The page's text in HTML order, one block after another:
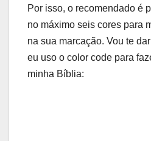
Por isso, o recomendado é
no máximo seis cores para
na sua marcação. Vou te
eu uso o color code para
minha Bíblia: